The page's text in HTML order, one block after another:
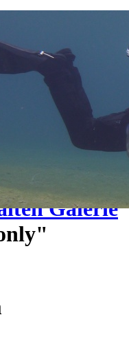
ist auf
gewohnt
existiert
Galerie